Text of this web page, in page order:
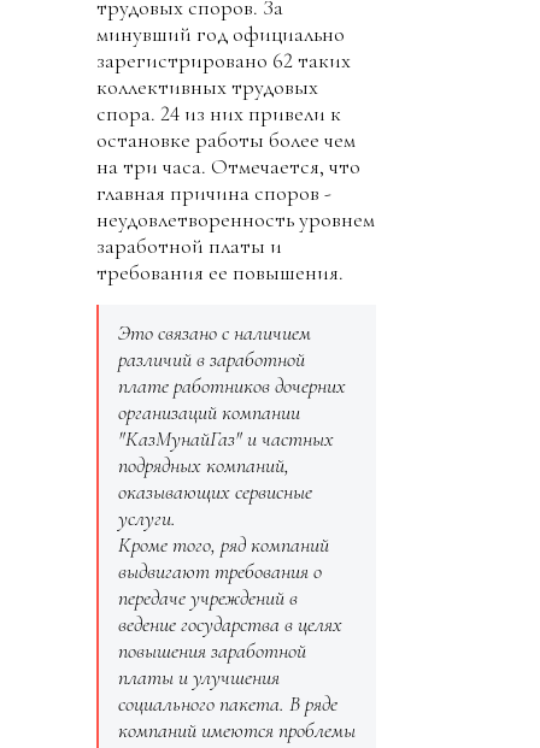
трудовых споров. За
минувший год официально
зарегистрировано 62 таких
коллективных трудовых
спора. 24 из них привели к
остановке работы более чем
на три часа. Отмечается, что
главная причина споров -
неудовлетворенность уровнем
заработной платы и
требования ее повышения.
Это связано с наличием
различий в заработной
плате работников дочерних
организаций компании
"КазМунайГаз" и частных
подрядных компаний,
оказывающих сервисные
услуги.
Кроме того, ряд компаний
выдвигают требования о
передаче учреждений в
ведение государства в целях
повышения заработной
платы и улучшения
социального пакета. В ряде
компаний имеются проблемы